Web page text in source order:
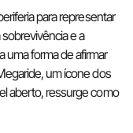
para representar
e a
uma forma de afirmar
um ícone dos
aberto, ressurge como